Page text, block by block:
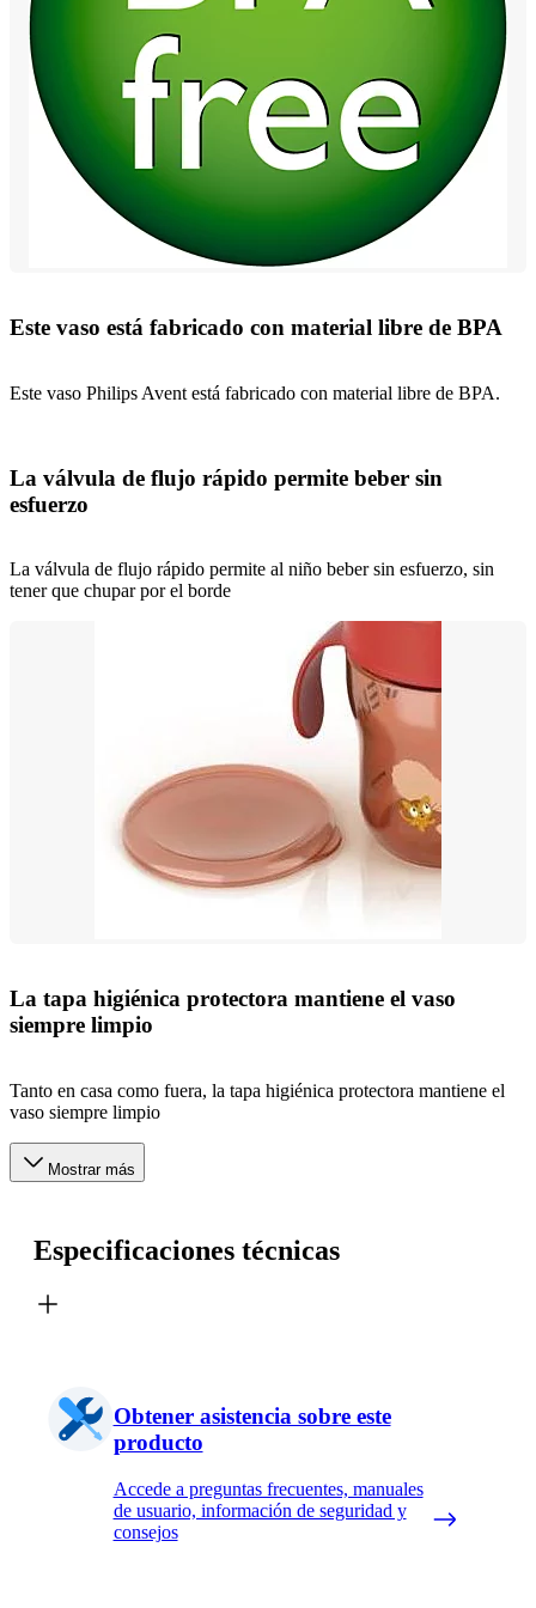
Este vaso está fabricado con material libre de BPA
Este vaso Philips Avent está fabricado con material libre de BPA.
La válvula de flujo rápido permite beber sin
esfuerzo
La válvula de flujo rápido permite al niño beber sin esfuerzo, sin
tener que chupar por el borde
La tapa higiénica protectora mantiene el vaso
siempre limpio
Tanto en casa como fuera, la tapa higiénica protectora mantiene el
vaso siempre limpio
Mostrar más
Especificaciones técnicas
Obtener asistencia sobre este
producto
Accede a preguntas frecuentes, manuales
de usuario, información de seguridad y
consejos